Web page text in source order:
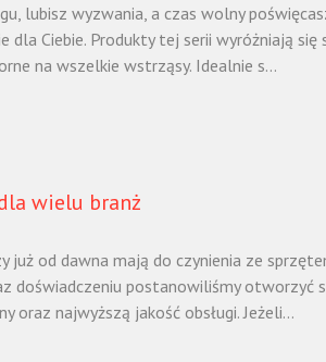
lubisz wyzwania, a czas wolny
dla Ciebie. Produkty tej serii wyróżniają
na wszelkie wstrząsy. Idealnie s...
wielu branż
już od dawna mają do czynienia ze
doświadczeniu postanowiliśmy otworzyć
oraz najwyższą jakość obsługi. Jeżeli...